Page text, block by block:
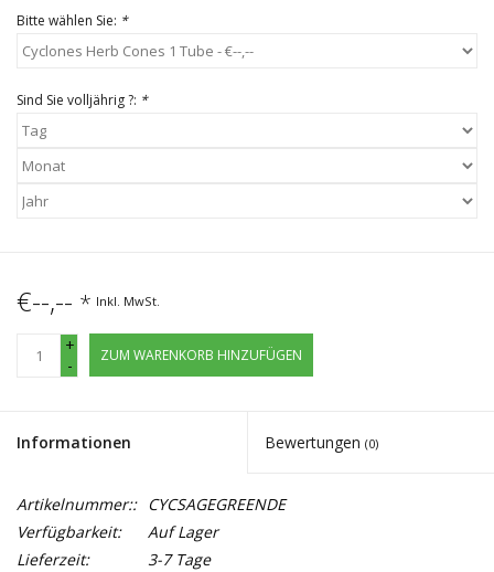
Bitte wählen Sie: *
Sind Sie volljährig ?: *
€--,-- * Inkl. MwSt.
+
-
ZUM WARENKORB HINZUFÜGEN
Informationen Bewertungen (0)
Artikelnummer:: CYCSAGEGREENDE
Verfügbarkeit:
Auf Lager
Lieferzeit:
3-7 Tage